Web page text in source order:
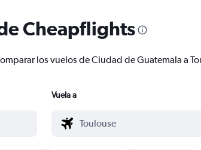
Cheapflights
los vuelos de Ciudad de Guatemala a
Vuela a